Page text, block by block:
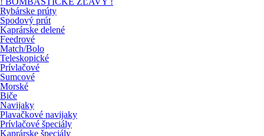
Rybárske prúty
Spodový prút
Kaprárske delené
Feedrové
Match/Bolo
Teleskopické
Prívlačové
Sumcové
Morské
Biče
Navijaky
Plavačkové navijaky
Prívlačové špeciály
Kaprárske špeciály